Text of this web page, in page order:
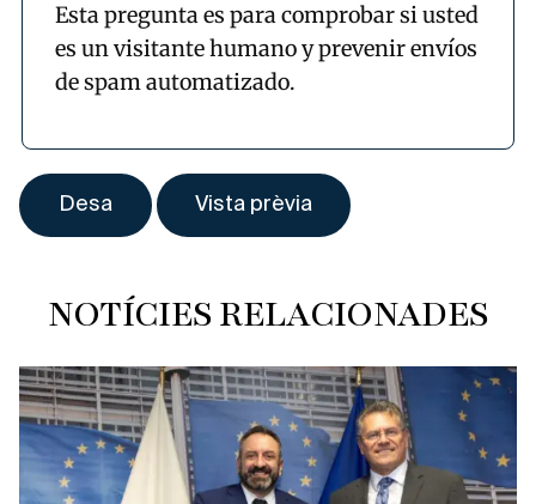
Esta pregunta es para comprobar si usted
es un visitante humano y prevenir envíos
de spam automatizado.
NOTÍCIES RELACIONADES